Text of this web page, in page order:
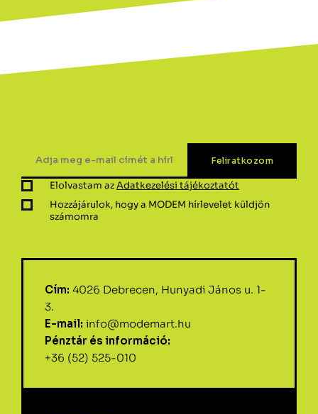
Elolvastam azAdatkezelési tájékoztatót
Hozzájárulok, hogy a MODEM hírlevelet küldjön
számomra
Cím: 4026 Debrecen, Hunyadi János u. 1-
3.
E-mail: info@modemart.hu
Pénztár és információ:
+36 (52) 525-010